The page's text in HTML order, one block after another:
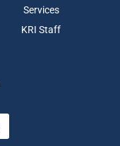
Services
KRI Staff